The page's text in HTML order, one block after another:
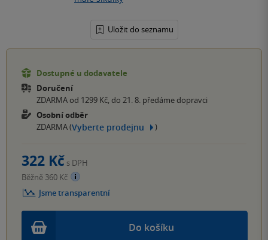
Uložit do seznamu
Dostupné u dodavatele
Doručení
ZDARMA od 1299 Kč, do 21. 8. předáme dopravci
Osobní odběr
ZDARMA (Vyberte prodejnu )
Do košíku
322 Kč s DPH
Běžně 360 Kč
Jsme transparentní